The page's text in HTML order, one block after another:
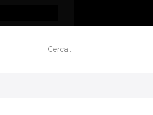
Spedizione